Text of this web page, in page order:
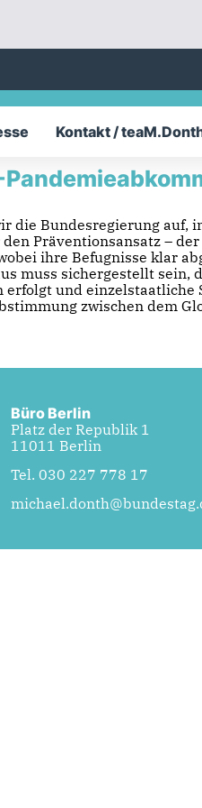
Kontakt /
die Bundesregierung auf,
Präventionsansatz –
ihre Befugnisse klar
muss sichergestellt sein,
und
zwischen dem
Büro Berlin
Platz der Republik 1
11011 Berlin
Tel. 030 227 778 17